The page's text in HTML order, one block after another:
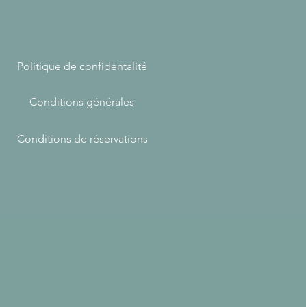
Politique de confidentalité
Conditions générales
Conditions de réservations